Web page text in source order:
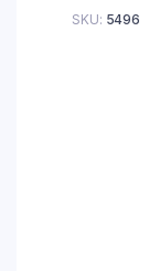
SKU: 5496